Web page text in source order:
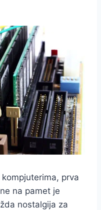
prva
na pamet je
nostalgija za